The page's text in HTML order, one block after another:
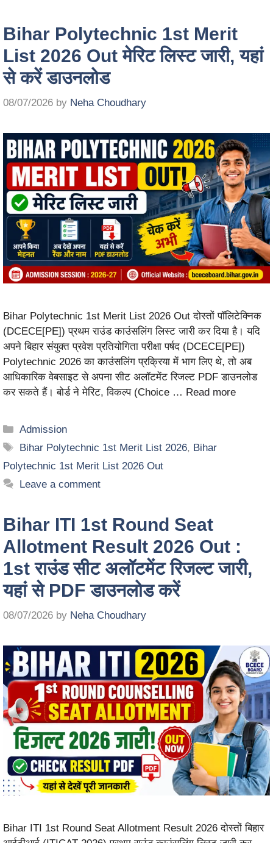
Bihar Polytechnic 1st Merit
List 2026 Out मेरिट लिस्ट जारी, यहां
से करें डाउनलोड
08/07/2026 by Neha Choudhary
Bihar Polytechnic 1st Merit List 2026 Out दोस्तों पॉलिटेक्निक
(DCECE[PE]) प्रथम राउंड काउंसलिंग लिस्ट जारी कर दिया है। यदि
अपने बिहार संयुक्त प्रवेश प्रतियोगिता परीक्षा पर्षद (DCECE[PE])
Polytechnic 2026 का काउंसलिंग प्रक्रिया में भाग लिए थे, तो अब
आधिकारिक वेबसाइट से अपना सीट अलॉटमेंट रिजल्ट PDF डाउनलोड
कर सकते हैं। बोर्ड ने मेरिट, विकल्प (Choice … Read more
Admission
Bihar Polytechnic 1st Merit List 2026, Bihar
Polytechnic 1st Merit List 2026 Out
Leave a comment
Bihar ITI 1st Round Seat
Allotment Result 2026 Out :
1st राउंड सीट अलॉटमेंट रिजल्ट जारी,
यहां से PDF डाउनलोड करें
08/07/2026 by Neha Choudhary
Bihar ITI 1st Round Seat Allotment Result 2026 दोस्तों बिहार